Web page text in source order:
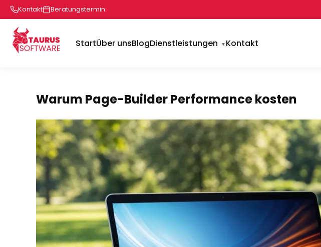
Kontakt Beratungstermin
StartÜber unsBlogDienstleistungen Kontakt
Warum Page-Builder Performance kosten